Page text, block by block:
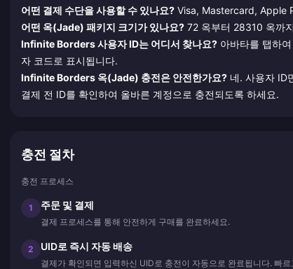
어떤 결제 수단을 사용할 수 있나요? Visa, Mastercard, Apple
어떤 옥(Jade) 패키지 크기가 있나요? 72 옥부터 28310 옥까
Infinite Borders 사용자 ID는 어디서 찾나요? 아바타를 탭하
자 코드로 표시됩니다.
Infinite Borders 옥(Jade) 충전은 안전한가요? 네. 사용자 ID
결제 전 ID를 확인하여 올바른 계정으로 충전되도록 하세요.
충전 절차
충전 프로세스
1 주문 및 결제
결제 프로세스를 통해 안전하게 구매를 완료하세요.
2 UID로 즉시 자동 배송
결제가 확인되면 입력하신 UID로 충전이 자동으로 완료됩니다. 빠